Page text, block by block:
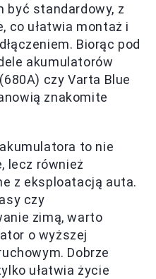
być standardowy, z
co ułatwia montaż i
Biorąc pod
akumulatorów
czy Varta Blue
znakomite
to nie
lecz również
z eksploatacją auta.
czy
zimą, warto
o wyższej
Dobrze
ułatwia życie